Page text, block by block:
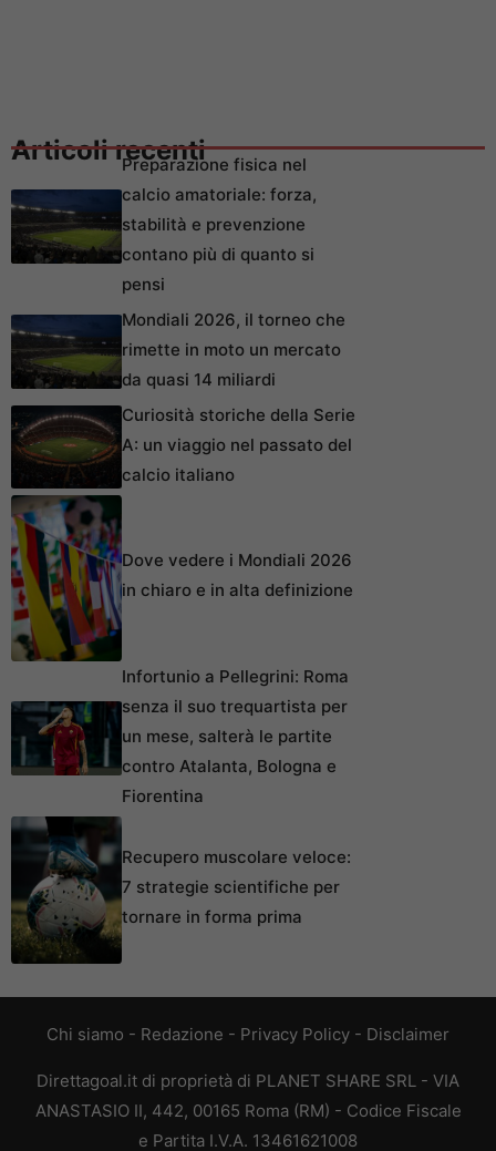
Articoli recentiPreparazione fisica nel
calcio amatoriale: forza,
stabilità e prevenzione
contano più di quanto si
pensi
Mondiali 2026, il torneo che
rimette in moto un mercato
da quasi 14 miliardi
Curiosità storiche della Serie
A: un viaggio nel passato del
calcio italiano
Dove vedere i Mondiali 2026
in chiaro e in alta definizione
Infortunio a Pellegrini: Roma
senza il suo trequartista per
un mese, salterà le partite
contro Atalanta, Bologna e
Fiorentina
Recupero muscolare veloce:
7 strategie scientifiche per
tornare in forma prima
Chi siamo - Redazione - Privacy Policy - Disclaimer
Direttagoal.it di proprietà di PLANET SHARE SRL - VIA
ANASTASIO II, 442, 00165 Roma (RM) - Codice Fiscale
e Partita I.V.A. 13461621008